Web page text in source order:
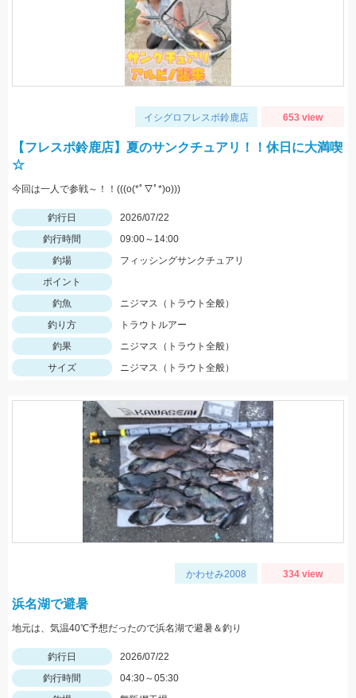
イシグロフレスポ鈴鹿店 653 view
【フレスポ鈴鹿店】夏のサンクチュアリ！！休日に大満喫
☆
今回は一人で参戦～！！(((o(*ﾟ▽ﾟ*)o)))
釣行日
2026/07/22
釣行時間
09:00～14:00
釣場
フィッシングサンクチュアリ
ポイント
釣魚
ニジマス（トラウト全般）
釣り方
トラウトルアー
釣果
ニジマス（トラウト全般）
サイズ
ニジマス（トラウト全般）
かわせみ2008 334 view
浜名湖で避暑
地元は、気温40℃予想だったので浜名湖で避暑＆釣り
釣行日
2026/07/22
釣行時間
04:30～05:30